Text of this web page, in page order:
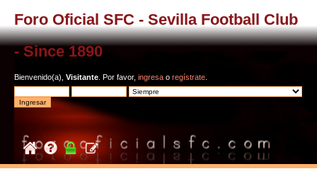
Foro Oficial SFC - Sevilla Football Club
- Since 1890
Bienvenido(a), Visitante . Por favor, ingresa o regístrate